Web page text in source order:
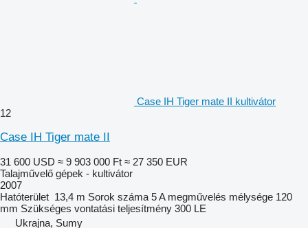
Case IH Tiger mate II kultivátor
12
Case IH Tiger mate II
31 600 USD ≈ 9 903 000 Ft ≈ 27 350 EUR
Talajművelő gépek - kultivátor
2007
Hatóterület 13,4 m Sorok száma 5A megművelés mélysége 120
mm Szükséges vontatási teljesítmény 300 LE
Ukrajna, Sumy